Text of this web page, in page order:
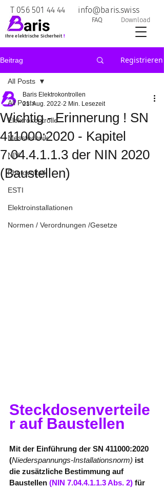
FAQ Download
Ihre elektrische Sicherheit!
T 056 501 44 44 info@baris.swiss
Beitrag Registrieren
All Posts
Elektrokontrolle
Messtechnik
NIV
Photovoltaik
ESTI
Elektroinstallationen
Normen / Verordnungen /Gesetze
All Posts
Wichtig - Erinnerung ! SN
411000:2020 - Kapitel
7.04.4.1.1.3 der NIN 2020
(Baustellen)
Baris Elektrokontrollen
21. Aug. 2022 2 Min. Lesezeit
Steckdosenverteile
r auf Baustellen
Mit der Einführung der SN 411000:2020
(Niederspannungs-Installationsnorm) ist
die zusätzliche Bestimmung auf
Baustellen (NIN 7.04.4.1.1.3 Abs. 2) für